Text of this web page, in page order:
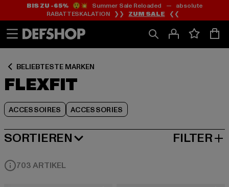
Zum
Inhalt
springen
Zum
Fußzeile
springen
BIS ZU -65%😲💥 Summer Sale Reloaded — absolute
RABATTESKALATION ❯❯ ZUM SALE ❮❮
BELIEBTESTE MARKEN
FLEXFIT
ACCESSOIRES ACCESSORIES
Zum
Produktraster
springen
SORTIEREN
BELIEBTESTE FILTER
703 ARTIKEL